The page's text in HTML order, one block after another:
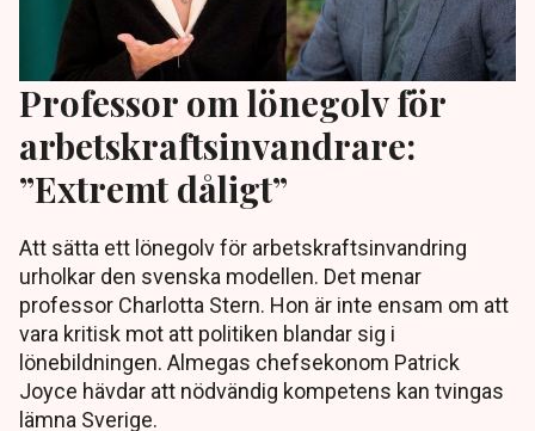
Professor om lönegolv för
arbetskraftsinvandrare:
”Extremt dåligt”
Att sätta ett lönegolv för arbetskraftsinvandring
urholkar den svenska modellen. Det menar
professor Charlotta Stern. Hon är inte ensam om att
vara kritisk mot att politiken blandar sig i
lönebildningen. Almegas chefsekonom Patrick
Joyce hävdar att nödvändig kompetens kan tvingas
lämna Sverige.